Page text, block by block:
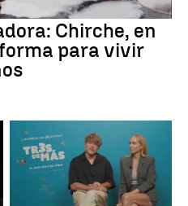
Chirche, en
para vivir